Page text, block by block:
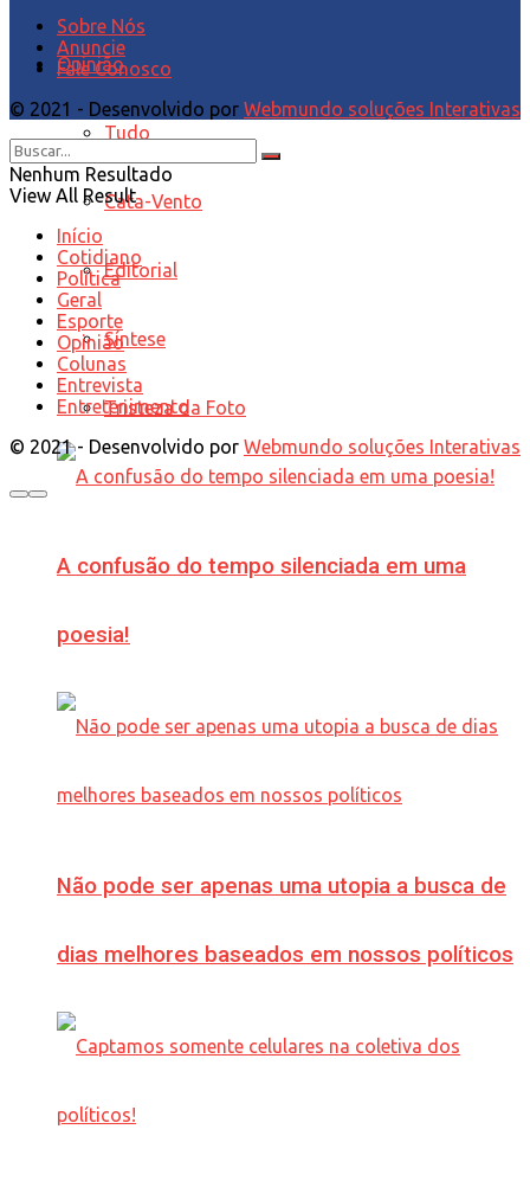
Opinião
Tudo
Cata-Vento
Editorial
Síntese
Tristeza da Foto
A confusão do tempo silenciada em uma
poesia!
Não pode ser apenas uma utopia a busca de
dias melhores baseados em nossos políticos
Sobre Nós
Anuncie
Fale Conosco
© 2021 - Desenvolvido por Webmundo soluções Interativas
Nenhum Resultado
View All Result
Início
Cotidiano
Política
Geral
Esporte
Opinião
Colunas
Entrevista
Entretenimento
© 2021 - Desenvolvido por Webmundo soluções Interativas